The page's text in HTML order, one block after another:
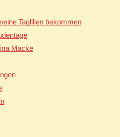
Taglilien bekommen
Macke